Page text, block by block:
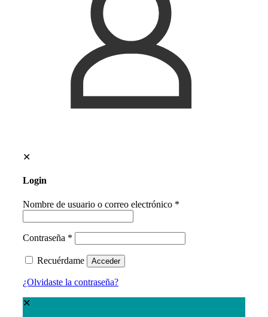
✕
Login
Nombre de usuario o correo electrónico *
Contraseña *
Recuérdame Acceder
¿Olvidaste la contraseña?
✕